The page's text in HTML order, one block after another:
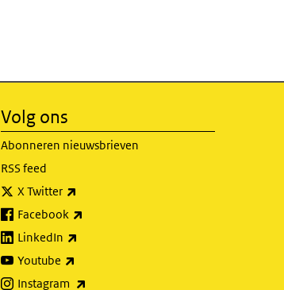
Volg ons
Abonneren nieuwsbrieven
RSS feed
X Twitter
Facebook
LinkedIn
Youtube
Instagram